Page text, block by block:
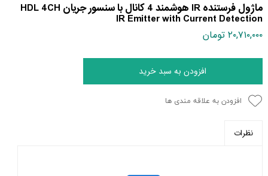
ماژول فرستنده IR هوشمند 4 کانال با سنسور جریان HDL 4CH
IR Emitter with Current Detection
۲۰,۷۱۰,۰۰۰ تومان
افزودن به سبد خرید
افزودن به علاقه مندی ها
نظرات